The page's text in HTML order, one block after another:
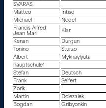
SVARAS
Matteo
Intiso
Michael
Nedel
Francis Alfred
Jean Mari
Klar
Kenan
Durgun
Tonino
Sturzo
Albert
Mykhaylyuta
hauptschule1
Stefan
Deutsch
Frank
Seifert
Zorik
Martin
Dolezalek
Bogdan
Gribyonkin